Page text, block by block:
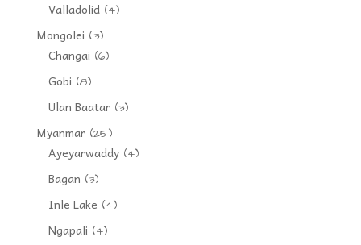
Valladolid(4)
Mongolei (13)
Changai (6)
Gobi (8)
Ulan Baatar(3)
Myanmar(25)
Ayeyarwaddy(4)
Bagan (3)
Inle Lake (4)
Ngapali (4)